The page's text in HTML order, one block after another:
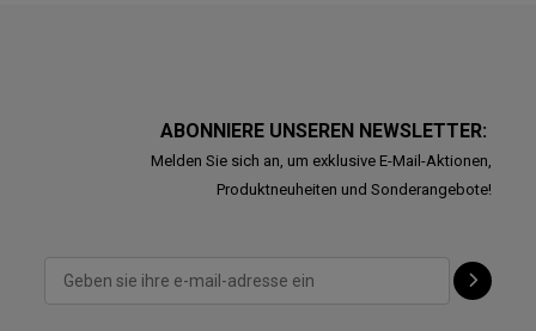
ABONNIERE UNSEREN NEWSLETTER:
Melden Sie sich an, um exklusive E-Mail-Aktionen,
Produktneuheiten und Sonderangebote!